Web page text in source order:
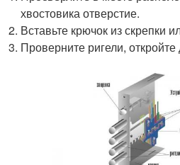
хвостовика отверстие.
Вставьте крючок из скрепки
Проверните ригели, откройте